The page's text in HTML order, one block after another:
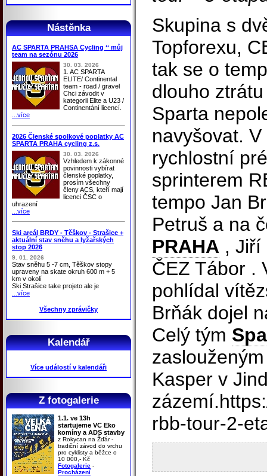
Nástěnka
AC SPARTA PRAHSA Cycling ‘‘ můj
team na sezónu 2026
30. 03. 2026
1. AC SPARTA
ELITE/ Continental
team - road / gravel
Chci závodit v
kategorii Elite a U23 /
Continentání licencí.
...více
2026 Členské spolkové poplatky AC
SPARTA PRAHA cycling z.s.
30. 03. 2026
Vzhledem k zákonné
povinnosti vybírat
členské poplatky,
prosím všechny
členy ACS, kteří mají
licenci ČSC o
uhrazení
...více
Ski areál BRDY - Těškov - Strašice +
aktuální stav sněhu a lyžařských
stop 2026
9. 01. 2026
Stav sněhu 5 -7 cm, Těškov stopy
upraveny na skate okruh 600 m + 5
km v okolí
Ski Strašice take projeto ale je
...více
Všechny zprávičky
Kalendář
Více událostí v kalendáři
Z fotogalerie
1.1. ve 13h
startujeme VC Eko
komíny a ADS stavby
z Rokycan na Žďár -
tradiční závod do vrchu
pro cyklisty a běžce o
10 000,- Kč
Fotogalerie -
Procházení
Skupina s
Topforexu,
tak se o
dlouho
Sparta
navyšovat.
rychlostní
sprinterem
tempo Jan
Petruš a na
PRAHA , Jiří
ČEZ Tábor .
pohlídal
Brňák dojel
Celý tým
Kasper v
rbb-tour-2-